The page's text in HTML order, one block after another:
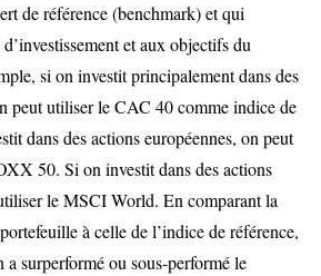
de référence (benchmark) et qui
et aux objectifs du
si on investit principalement dans des
peut utiliser le CAC 40 comme indice de
dans des actions européennes, on peut
50. Si on investit dans des actions
le MSCI World. En comparant la
à celle de l’indice de référence,
a surperformé ou sous-performé le